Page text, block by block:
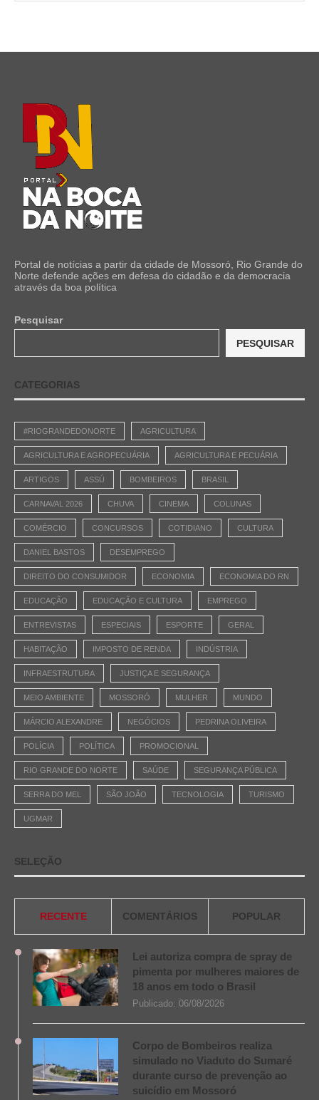
Portal de notícias a partir da cidade de Mossoró, Rio Grande do
Norte defende ações em defesa do cidadão e da democracia
através da boa política
Pesquisar
PESQUISAR
CATEGORIAS
#RIOGRANDEDONORTE AGRICULTURA
AGRICULTURA E AGROPECUÁRIA AGRICULTURA E PECUÁRIA
ARTIGOS ASSÚ BOMBEIROS BRASIL
CARNAVAL 2026 CHUVA CINEMA COLUNAS
COMÉRCIO CONCURSOS COTIDIANO CULTURA
DANIEL BASTOS DESEMPREGO
DIREITO DO CONSUMIDOR ECONOMIA ECONOMIA DO RN
EDUCAÇÃO EDUCAÇÃO E CULTURA EMPREGO
ENTREVISTAS ESPECIAIS ESPORTE GERAL
HABITAÇÃO IMPOSTO DE RENDA INDÚSTRIA
INFRAESTRUTURA JUSTIÇA E SEGURANÇA
MEIO AMBIENTE MOSSORÓ MULHER MUNDO
MÁRCIO ALEXANDRE NEGÓCIOS PEDRINA OLIVEIRA
POLÍCIA POLÍTICA PROMOCIONAL
RIO GRANDE DO NORTE SAÚDE SEGURANÇA PÚBLICA
SERRA DO MEL SÃO JOÃO TECNOLOGIA TURISMO
UGMAR
SELEÇÃO
RECENTE COMENTÁRIOS POPULAR
Lei autoriza compra de spray de
pimenta por mulheres maiores de
18 anos em todo o Brasil
Publicado: 06/08/2026
Corpo de Bombeiros realiza
simulado no Viaduto do Sumaré
durante curso de prevenção ao
suicídio em Mossoró